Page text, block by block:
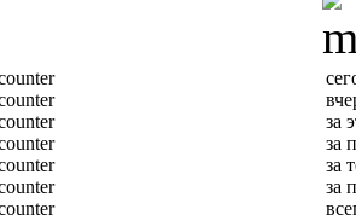
за
за
за
за